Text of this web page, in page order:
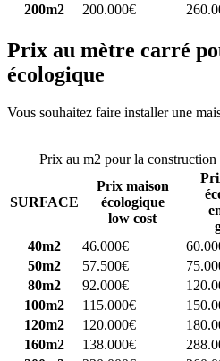
200m2
200.000€
Prix au mètre carré
écologique
Vous souhaitez faire installer une
Prix au m2 pour la construction
SURFACE
Prix maison
écologique
low cost
40m2
46.000€
50m2
57.500€
80m2
92.000€
100m2
115.000€
120m2
120.000€
160m2
138.000€